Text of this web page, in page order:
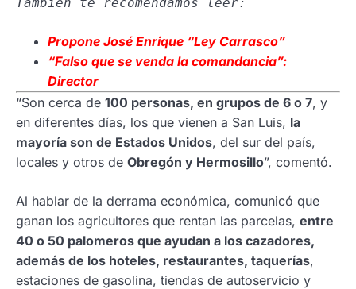
Propone José Enrique “Ley Carrasco”
“Falso que se venda la comandancia”:
Director
“Son cerca de 100 personas, en grupos de 6 o 7, y
en diferentes días, los que vienen a San Luis, la
mayoría son de Estados Unidos, del sur del país,
locales y otros de Obregón y Hermosillo”, comentó.
Al hablar de la derrama económica, comunicó que
ganan los agricultores que rentan las parcelas, entre
40 o 50 palomeros que ayudan a los cazadores,
además de los hoteles, restaurantes, taquerías,
estaciones de gasolina, tiendas de autoservicio y